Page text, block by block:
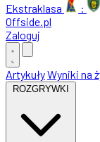
Ekstraklasa
:
Offside.pl
Zaloguj
ArtykułyWyniki na
ROZGRYWKI